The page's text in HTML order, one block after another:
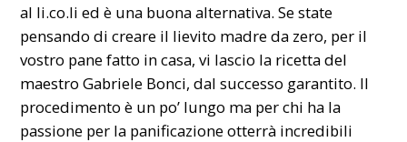
al li.co.li ed è una buona alternativa. Se state
pensando di creare il lievito madre da zero, per il
vostro pane fatto in casa, vi lascio la ricetta del
maestro Gabriele Bonci, dal successo garantito. Il
procedimento è un po’ lungo ma per chi ha la
passione per la panificazione otterrà incredibili